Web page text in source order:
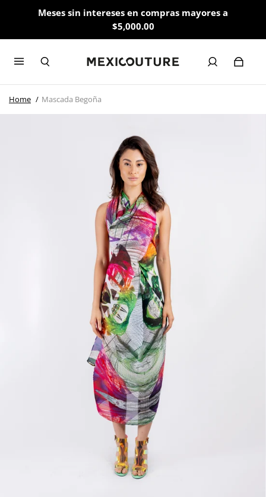
Meses sin intereses en compras mayores a
$5,000.00
Home Mascada Begoña